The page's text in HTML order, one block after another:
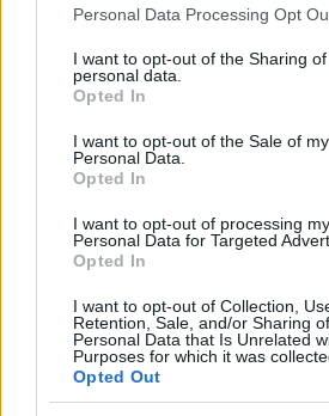
Please note that this website/app
not limited to your visit or usage
grant or deny consent to Google and
use your data for below specified
consent section.
Personal Data Processing Opt
I want to opt-out of the Sharing
personal data.
Opted In
I want to opt-out of the Sale of my
Personal Data.
Opted In
I want to opt-out of processing my
Personal Data for Targeted
Opted In
I want to opt-out of Collection,
Retention, Sale, and/or Sharing
Personal Data that Is Unrelated
Purposes for which it was
Opted Out
Itt a vakáció! Ha autóval vágnál
nyaralásnak, érdemes előre
tagállamonként változnak a